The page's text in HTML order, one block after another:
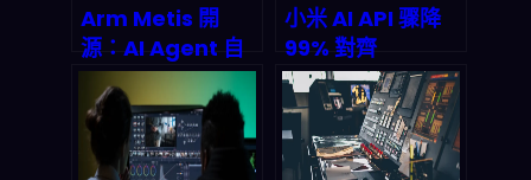
Arm Metis 開
源：AI Agent 自
動化漏洞掃描如何
顛覆 2026 資安產
業？
小米 AI API 骤降
99% 對齊
DeepSeek：這場
大模型價格核戰誰
能活到最後？